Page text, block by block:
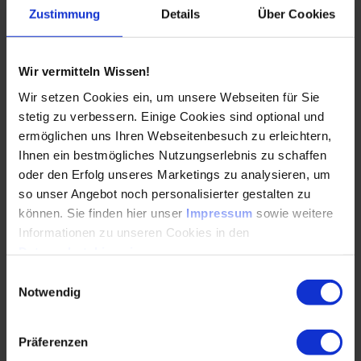
Zustimmung Details Über Cookies
Wir vermitteln Wissen!
Wir setzen Cookies ein, um unsere Webseiten für Sie
stetig zu verbessern. Einige Cookies sind optional und
ermöglichen uns Ihren Webseitenbesuch zu erleichtern,
Ihnen ein bestmögliches Nutzungserlebnis zu schaffen
oder den Erfolg unseres Marketings zu analysieren, um
so unser Angebot noch personalisierter gestalten zu
können. Sie finden hier unser Impressum sowie weitere
Informationen zu unseren Cookies in den
Notwendig
Präferenzen
erwarten lässt. Dann muss die Verfügbarkeit strukturierter
eingebunden werden. So ist der Erfolg schnell messbar und
verbessert nicht nur die Produktion, sondern gewährleistet
eine breite Akzeptanz. Digitale Lösungen und KI
unterstützen den Unternehmenserfolg, wenn sie richtig
eingesetzt werden und das Ziel jedes einzelnen Projekts
klar und messbar definiert wurde. Datenerfassung und
strukturiertes Datenmanagement sind die
Grundvoraussetzungen für den erfolgreichen Einsatz einer
KI. Somit wird eigene Datenkompetenz im Unternehmen
aufgebaut, die den langjährigen Erfahrungsschatz der
Produktionsexpert*innen nutzbar macht und nachhaltig
einsetzt.
notwendige beratende Unterstützung an. Führungskräfte